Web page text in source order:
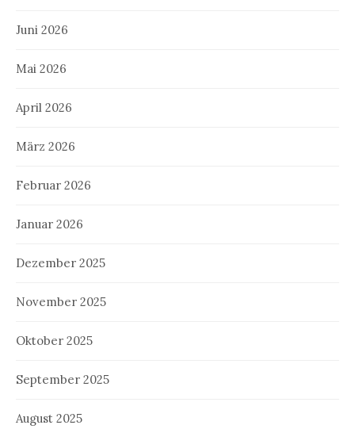
Juni 2026
Mai 2026
April 2026
März 2026
Februar 2026
Januar 2026
Dezember 2025
November 2025
Oktober 2025
September 2025
August 2025